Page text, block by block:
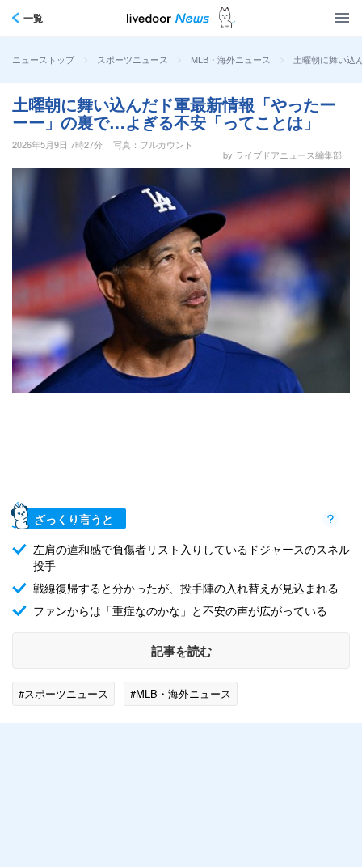
一覧
ニューストップ > スポーツニュース > MLB・海外ニュース > 土曜朝に舞い込
土曜朝に舞い込んだド軍最新情報「やったー
ーー」の裏で…よぎる不安「ってことは」
2026年5月9日 7時27分
写真：フルカウント
by ライブドアニュース編集部
ざっくり言うと
左肩の違和感で負傷者リスト入りしているドジャースのスネル
投手
戦線復帰すると分かったが、投手陣の入れ替えが見込まれる
ファンからは「重症なのかな」と不安の声が広がっている
記事を読む
#スポーツニュース #MLB・海外ニュース